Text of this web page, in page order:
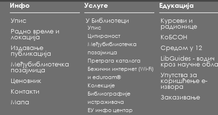
Инфо
Упис
Радно време и
локација
Издавање
публикација
Међубиблиотечка
позајмица
Ценовник
Контакти
Мапа
Услуге
У Библиотеци
Упис
Цитираност
Међубиблиотечка
позајмица
Претрага каталога
Бежични интернет (Wi-Fi)
и eduroam®
Koлекције
Библиографије
истраживача
ЕУ инфо центар
Едукација
Курсеви и
радионице
КоБСОН
Средом у 12
LibGuides - водич
кроз научне
Упутства за
коришћење е-
извора
Заказивање